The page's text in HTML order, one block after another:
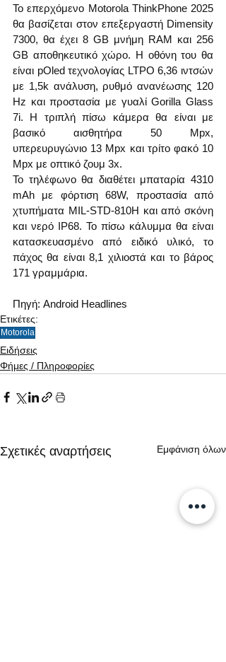
Το επερχόμενο Motorola ThinkPhone 2025
θα βασίζεται στον επεξεργαστή Dimensity
7300, θα έχει 8 GB μνήμη RAM και 256
GB αποθηκευτικό χώρο. Η οθόνη του θα
είναι pOled τεχνολογίας LTPO 6,36 ιντσών
με 1,5k ανάλυση, ρυθμό ανανέωσης 120
Hz και προστασία με γυαλί Gorilla Glass
7i. Η τριπλή πίσω κάμερα θα είναι με
βασικό αισθητήρα 50 Mpx,
υπερευρυγώνιο 13 Mpx και τρίτο φακό 10
Mpx με οπτικό ζουμ 3x.
Το τηλέφωνο θα διαθέτει μπαταρία 4310
mAh με φόρτιση 68W, προστασία από
χτυπήματα MIL-STD-810H και από σκόνη
και νερό IP68. Το πίσω κάλυμμα θα είναι
κατασκευασμένο από ειδικό υλικό, το
πάχος θα είναι 8,1 χιλιοστά και το βάρος
171 γραμμάρια.
Πηγή: Android Headlines
Ετικέτες:
Motorola
Ειδήσεις
Φήμες / Πληροφορίες
Σχετικές αναρτήσεις Εμφάνιση όλων